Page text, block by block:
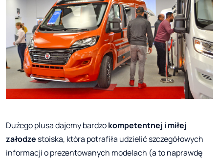
Dużego plusa dajemy bardzokompetentnej i miłej
załodze stoiska, która potrafiła udzielić szczegółowych
informacji o prezentowanych modelach (a to naprawdę